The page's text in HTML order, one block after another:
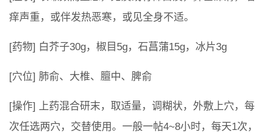
痒声重，或伴发热恶寒，或见全身不适。
[药物] 白芥子30g，椒目5g，石菖蒲15g，冰片3g
[穴位] 肺俞、大椎、膻中、脾俞
[操作] 上药混合研末，取适量，调糊状，外敷上穴，每
次任选两穴，交替使用。一般一帖4~8小时，每天1次，